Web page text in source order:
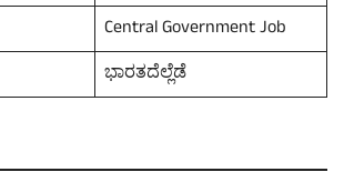
Central Government Job
ಭಾರತದೆಲ್ಲೆಡೆ